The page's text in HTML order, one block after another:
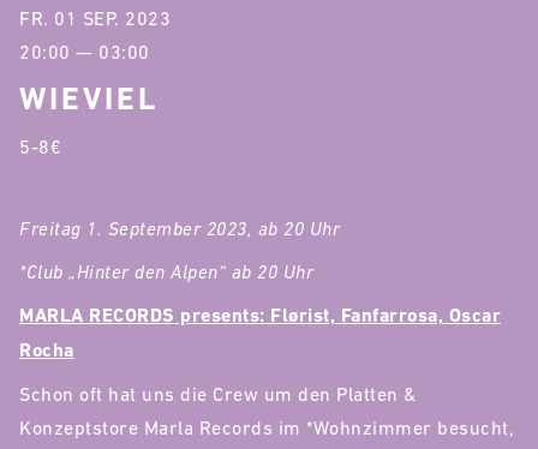
Freitag 1. September 2023, ab 20 Uhr
*Club „Hinter den Alpen“ ab 20 Uhr
MARLA RECORDS presents: Flørist, Fanfarrosa, Oscar
Rocha
Schon oft hat uns die Crew um den Platten &
Konzeptstore Marla Records im *Wohnzimmer besucht,
FR. 01 SEP. 2023
20:00 — 03:00
WIEVIEL
5-8€